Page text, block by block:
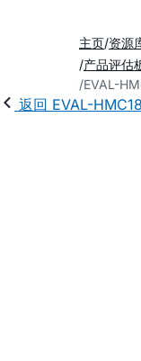
主页 资源
产品评估
EVAL-
返回 EVAL-